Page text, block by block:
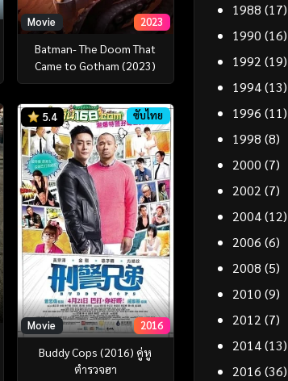
Movie 2023
Batman- The Doom That
Came to Gotham (2023)
5.4 ซับไทย
Movie 2016
Buddy Cops (2016) คู่หู
ตำรวจฮา
1988 (17)
1990 (16)
1992 (19)
1994(13)
1996 (11)
1998 (8)
2000 (7)
2002 (7)
2004(12)
2006 (6)
2008 (5)
2010 (9)
2012 (7)
2014(13)
2016 (36)